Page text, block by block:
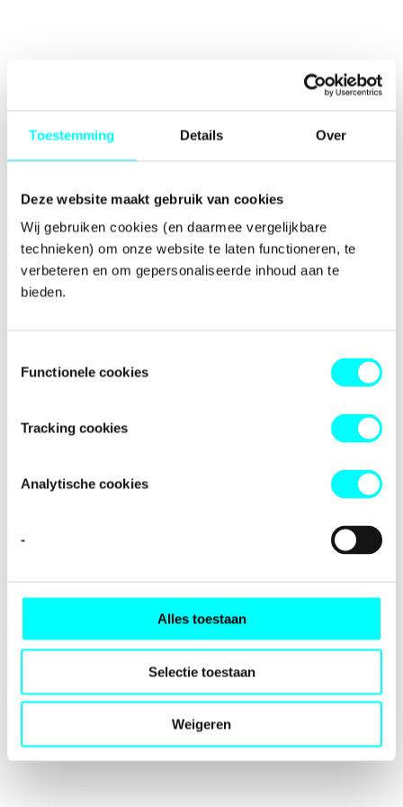
Toestemming Details Over
Deze website maakt gebruik van cookies
Wij gebruiken cookies (en daarmee vergelijkbare
technieken) om onze website te laten functioneren, te
verbeteren en om gepersonaliseerde inhoud aan te
bieden.
Functionele cookies
Tracking cookies
Analytische cookies
-
Alles toestaan
Selectie toestaan
Weigeren
-side exception has occurred while
browser consolefor